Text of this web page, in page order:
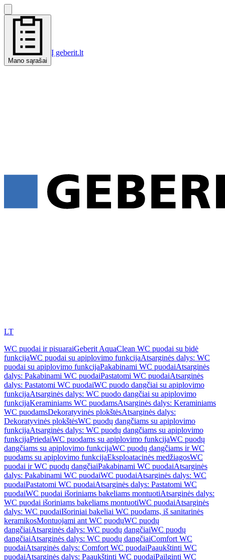
Mano sąrašai
Į geberit.lt
LT
WC puodai ir pisuaraiGeberit AquaClean WC puodai su bidė
funkcijaWC puodai su apiplovimo funkcijaAtsarginės dalys: WC
puodai su apiplovimo funkcijaPakabinami WC puodaiAtsarginės
dalys: Pakabinami WC puodaiPastatomi WC puodaiAtsarginės
dalys: Pastatomi WC puodaiWC puodo dangčiai su apiplovimo
funkcijaAtsarginės dalys: WC puodo dangčiai su apiplovimo
funkcijaKeraminiams WC puodamsAtsarginės dalys: Keraminiams
WC puodamsDekoratyvinės plokštėsAtsarginės dalys:
Dekoratyvinės plokštėsWC puodų dangčiams su apiplovimo
funkcijaAtsarginės dalys: WC puodų dangčiams su apiplovimo
funkcijaPriedaiWC puodams su apiplovimo funkcijaWC puodų
dangčiams su apiplovimo funkcijaWC puodų dangčiams ir WC
puodams su apiplovimo funkcijaEksploatacinės medžiagosWC
puodai ir WC puodų dangčiaiPakabinami WC puodaiAtsarginės
dalys: Pakabinami WC puodaiWC puodaiAtsarginės dalys: WC
puodaiPastatomi WC puodaiAtsarginės dalys: Pastatomi WC
puodaiWC puodai išoriniams bakeliams montuotiAtsarginės dalys:
WC puodai išoriniams bakeliams montuotiWC puodaiAtsarginės
dalys: WC puodaiIšoriniai bakeliai WC puodams, iš sanitarinės
keramikosMontuojami ant WC puodųWC puodų
dangčiaiAtsarginės dalys: WC puodų dangčiaiWC puodų
dangčiaiAtsarginės dalys: WC puodų dangčiaiComfort WC
puodaiAtsarginės dalys: Comfort WC puodaiPaaukštinti WC
puodaiAtsarginės dalys: Paaukštinti WC puodaiPailginti WC